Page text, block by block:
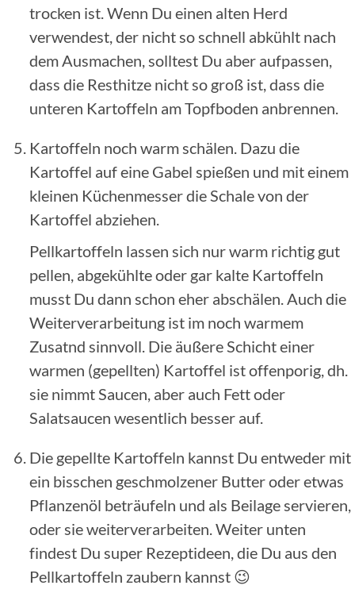
trocken ist. Wenn Du einen alten Herd
verwendest, der nicht so schnell abkühlt nach
dem Ausmachen, solltest Du aber aufpassen,
dass die Resthitze nicht so groß ist, dass die
unteren Kartoffeln am Topfboden anbrennen.
Kartoffeln noch warm schälen. Dazu die
Kartoffel auf eine Gabel spießen und mit einem
kleinen Küchenmesser die Schale von der
Kartoffel abziehen.
Pellkartoffeln lassen sich nur warm richtig gut
pellen, abgekühlte oder gar kalte Kartoffeln
musst Du dann schon eher abschälen. Auch die
Weiterverarbeitung ist im noch warmem
Zusatnd sinnvoll. Die äußere Schicht einer
warmen (gepellten) Kartoffel ist offenporig, dh.
sie nimmt Saucen, aber auch Fett oder
Salatsaucen wesentlich besser auf.
Die gepellte Kartoffeln kannst Du entweder mit
ein bisschen geschmolzener Butter oder etwas
Pflanzenöl beträufeln und als Beilage servieren,
oder sie weiterverarbeiten. Weiter unten
findest Du super Rezeptideen, die Du aus den
Pellkartoffeln zaubern kannst 😉